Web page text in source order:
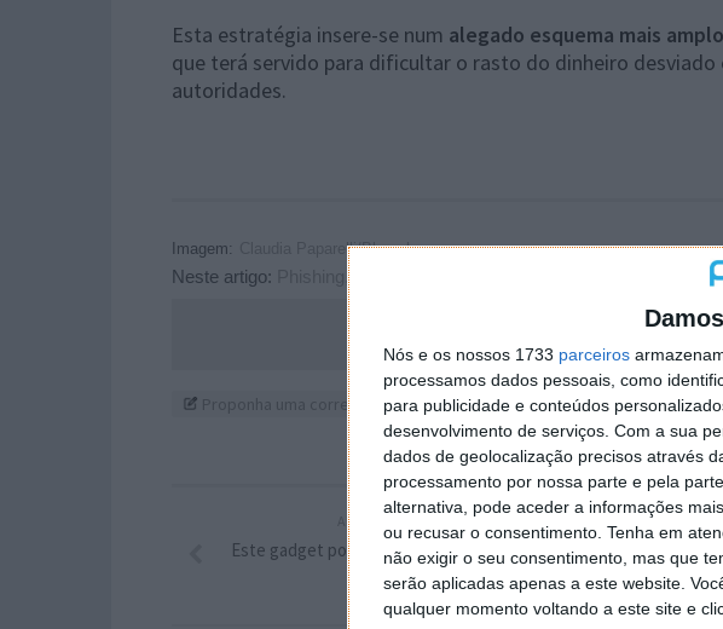
Nós e os nossos 1733 parceiros
processamos dados pessoais, como
para publicidade e conteúdos
desenvolvimento de serviços. Com a sua
dados de geolocalização precisos através
processamento por nossa parte e pela
alternativa, pode aceder a informações
ou recusar o consentimento. Tenha em
não exigir o seu consentimento, mas que
serão aplicadas apenas a este website.
qualquer momento voltando a este site e
Esta estratégia insere-se num alegado esquema mais
que terá servido para dificultar o rasto do dinheiro desviado
autoridades.
Imagem: Claudia Paparelli/Bloomberg
Neste artigo: ,
Acompanhe o Pplware no Google
Proponha uma correção, faça uma sugestão
ARTIGO ANTERIOR
Este gadget pode transformar a organização
da sua família